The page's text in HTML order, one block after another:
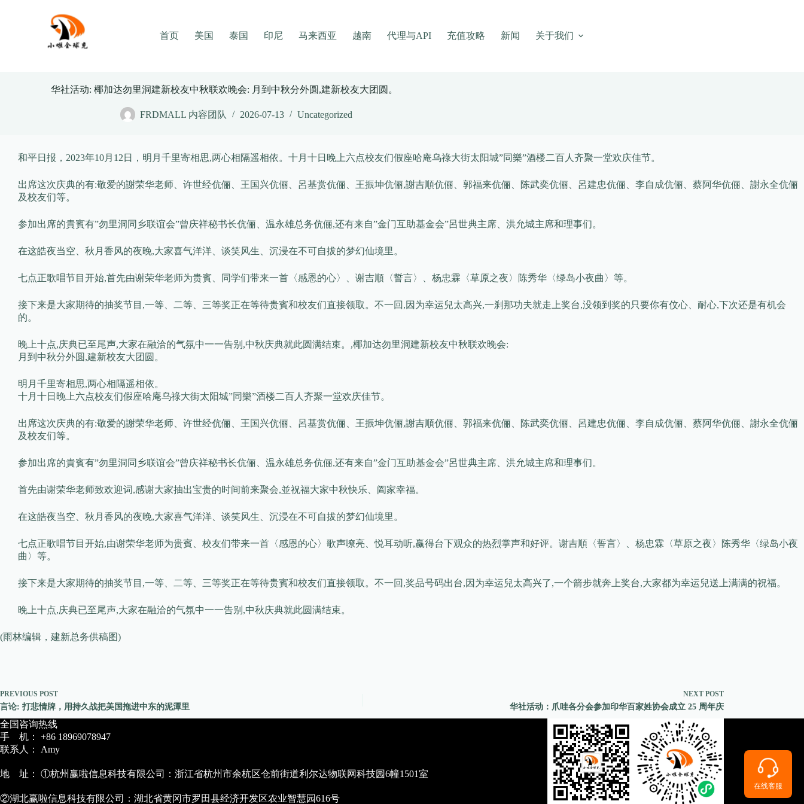
首页
美国 泰国 印尼 马来西亚 越南 代理与API 充值攻略 新闻 关于我们
华社活动: 椰加达勿里洞建新校友中秋联欢晚会: 月到中秋分外圆,建新校友大团圆。
FRDMALL 内容团队 2026-07-13 Uncategorized
和平日报，2023年10月12日，明月千里寄相思,两心相隔遥相依。十月十日晚上六点校友们假座哈庵乌祿大街太阳城”同樂”酒楼二百人齐聚一堂欢庆佳节。
出席这次庆典的有:敬爱的謝荣华老师、许世经伉俪、王国兴伉俪、呂基赏伉俪、王振坤伉俪,謝吉順伉俪、郭福来伉俪、陈武奕伉俪、呂建忠伉俪、李自成伉俪、蔡阿华伉俪、謝永全伉俪
及校友们等。
参加出席的貴賓有”勿里洞同乡联谊会”曾庆祥秘书长伉俪、温永雄总务伉俪,还有来自”金门互助基金会”呂世典主席、洪允城主席和理事们。
在这皓夜当空、秋月香风的夜晚,大家喜气洋洋、谈笑风生、沉浸在不可自拔的梦幻仙境里。
七点正歌唱节目开始,首先由谢荣华老师为贵賓、同学们带来一首〈感恩的心〉、谢吉順〈誓言〉、杨忠霖〈草原之夜〉陈秀华〈绿岛小夜曲〉等。
接下来是大家期待的抽奖节目,一等、二等、三等奖正在等待贵賓和校友们直接领取。不一回,因为幸运兒太高兴,一刹那功夫就走上奖台,没领到奖的只要你有伩心、耐心,下次还是有机会
的。
晚上十点,庆典已至尾声,大家在融洽的气氛中一一告别,中秋庆典就此圆满结束。,椰加达勿里洞建新校友中秋联欢晚会:
月到中秋分外圆,建新校友大团圆。
明月千里寄相思,两心相隔遥相依。
十月十日晚上六点校友们假座哈庵乌祿大街太阳城”同樂”酒楼二百人齐聚一堂欢庆佳节。
出席这次庆典的有:敬爱的謝荣华老师、许世经伉俪、王国兴伉俪、呂基赏伉俪、王振坤伉俪,謝吉順伉俪、郭福来伉俪、陈武奕伉俪、呂建忠伉俪、李自成伉俪、蔡阿华伉俪、謝永全伉俪
及校友们等。
参加出席的貴賓有”勿里洞同乡联谊会”曾庆祥秘书长伉俪、温永雄总务伉俪,还有来自”金门互助基金会”呂世典主席、洪允城主席和理事们。
首先由谢荣华老师致欢迎词,感谢大家抽出宝贵的时间前来聚会,並祝福大家中秋快乐、阖家幸福。
在这皓夜当空、秋月香风的夜晚,大家喜气洋洋、谈笑风生、沉浸在不可自拔的梦幻仙境里。
七点正歌唱节目开始,由谢荣华老师为贵賓、校友们带来一首〈感恩的心〉歌声嘹亮、悦耳动听,赢得台下观众的热烈掌声和好评。谢吉順〈誓言〉、杨忠霖〈草原之夜〉陈秀华〈绿岛小夜
曲〉等。
接下来是大家期待的抽奖节目,一等、二等、三等奖正在等待贵賓和校友们直接领取。不一回,奖品号码出台,因为幸运兒太高兴了,一个箭步就奔上奖台,大家都为幸运兒送上满满的祝福。
晚上十点,庆典已至尾声,大家在融洽的气氛中一一告别,中秋庆典就此圆满结束。
(雨林编辑，建新总务供稿图)
PREVIOUS POST
言论: 打悲情牌，用持久战把美国拖进中东的泥潭里
NEXT POST
华社活动：爪哇各分会参加印华百家姓协会成立 25 周年庆
全国咨询热线
手 机： +86 18969078947
联系人： Amy
地 址： ①杭州赢啦信息科技有限公司：浙江省杭州市余杭区仓前街道利尔达物联网科技园6幢1501室
②湖北赢啦信息科技有限公司：湖北省黄冈市罗田县经济开发区农业智慧园616号
在线客服